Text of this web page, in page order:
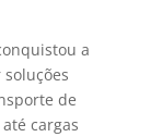
a
de
cargas